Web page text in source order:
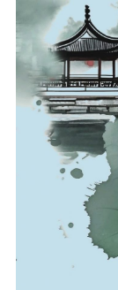
档案
道风
法音宣
音频视
弘法书
助印功
弘法活动
西园